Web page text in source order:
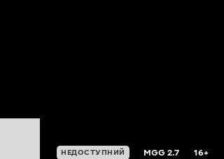
НЕДОСТУПНИЙ MGG2.7 16+